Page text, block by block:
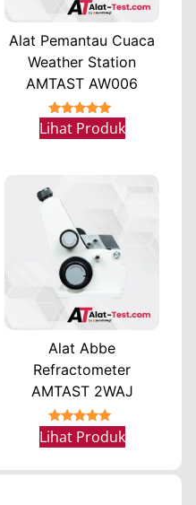
Alat Pemantau Cuaca
Weather Station
AMTAST AW006
★★★★★
Lihat Produk
Alat Abbe
Refractometer
AMTAST 2WAJ
★★★★★
Lihat Produk